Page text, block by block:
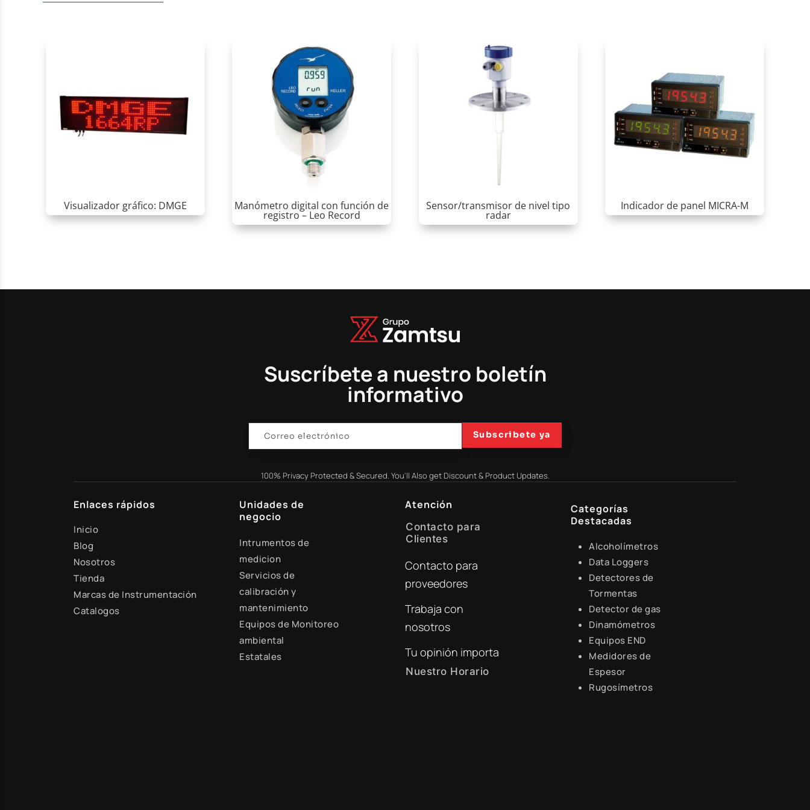
Visualizador gráfico: DMGE Manómetro digital con función de
registro – Leo Record
Sensor/transmisor de nivel tipo
radar
Indicador de panel MICRA-M
Suscríbete a nuestro boletín
informativo
Subscribete ya
100% Privacy Protected & Secured. You'll Also get Discount & Product Updates.
Enlaces rápidos
Inicio
Blog
Nosotros
Tienda
Marcas de Instrumentación
Catalogos
Unidades de
negocio
Intrumentos de
medicion
Servicios de
calibración y
mantenimiento
Equipos de Monitoreo
ambiental
Estatales
Atención
Contacto para
Clientes
+51 941 525 454
digital@zamtsu.com
Contacto para
proveedores
Trabaja con
nosotros
Tu opinión importa
Nuestro Horario
Categorías
Destacadas
Alcoholímetros
Data Loggers
Detectores de
Tormentas
Detector de gas
Dinamómetros
Equipos END
Medidores de
Espesor
Rugosímetros